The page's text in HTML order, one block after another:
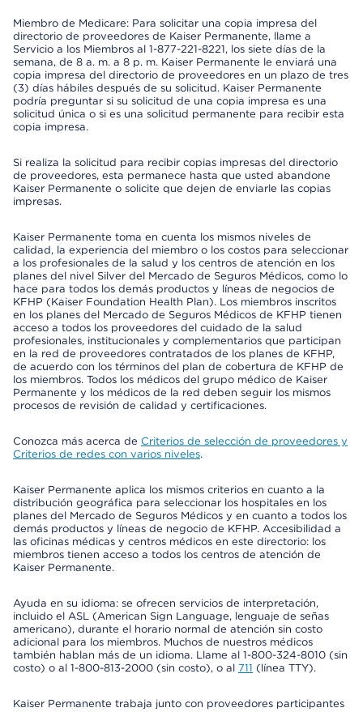
Miembro de Medicare: Para solicitar una copia impresa del
directorio de proveedores de Kaiser Permanente, llame a
Servicio a los Miembros al 1-877-221-8221, los siete días de la
semana, de 8 a. m. a 8 p. m. Kaiser Permanente le enviará una
copia impresa del directorio de proveedores en un plazo de tres
(3) días hábiles después de su solicitud. Kaiser Permanente
podría preguntar si su solicitud de una copia impresa es una
solicitud única o si es una solicitud permanente para recibir esta
copia impresa.
Si realiza la solicitud para recibir copias impresas del directorio
de proveedores, esta permanece hasta que usted abandone
Kaiser Permanente o solicite que dejen de enviarle las copias
impresas.
Kaiser Permanente toma en cuenta los mismos niveles de
calidad, la experiencia del miembro o los costos para seleccionar
a los profesionales de la salud y los centros de atención en los
planes del nivel Silver del Mercado de Seguros Médicos, como lo
hace para todos los demás productos y líneas de negocios de
KFHP (Kaiser Foundation Health Plan). Los miembros inscritos
en los planes del Mercado de Seguros Médicos de KFHP tienen
acceso a todos los proveedores del cuidado de la salud
profesionales, institucionales y complementarios que participan
en la red de proveedores contratados de los planes de KFHP,
de acuerdo con los términos del plan de cobertura de KFHP de
los miembros. Todos los médicos del grupo médico de Kaiser
Permanente y los médicos de la red deben seguir los mismos
procesos de revisión de calidad y certificaciones.
Conozca más acerca de Criterios de selección de proveedores y
Criterios de redes con varios niveles.
Kaiser Permanente aplica los mismos criterios en cuanto a la
distribución geográfica para seleccionar los hospitales en los
planes del Mercado de Seguros Médicos y en cuanto a todos los
demás productos y líneas de negocio de KFHP. Accesibilidad a
las oficinas médicas y centros médicos en este directorio: los
miembros tienen acceso a todos los centros de atención de
Kaiser Permanente.
Ayuda en su idioma: se ofrecen servicios de interpretación,
incluido el ASL (American Sign Language, lenguaje de señas
americano), durante el horario normal de atención sin costo
adicional para los miembros. Muchos de nuestros médicos
también hablan más de un idioma. Llame al 1-800-324-8010 (sin
costo) o al 1-800-813-2000 (sin costo), o al 711 (línea TTY).
Kaiser Permanente trabaja junto con proveedores participantes